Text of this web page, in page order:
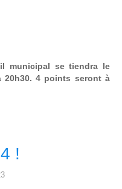
municipal se tiendra le
20h30. 4 points seront à
!